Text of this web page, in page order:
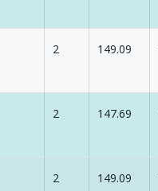
2 149.09
2 147.69
2 149.09